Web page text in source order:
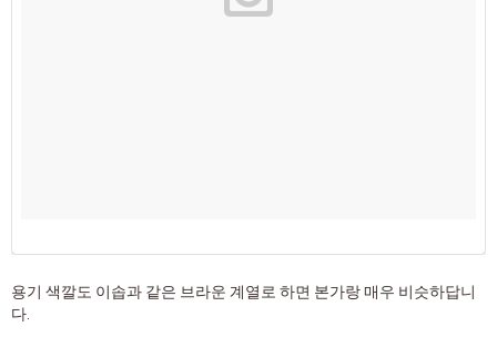
용기 색깔도 이솝과 같은 브라운 계열로 하면 본가랑 매우 비슷하답니
다.